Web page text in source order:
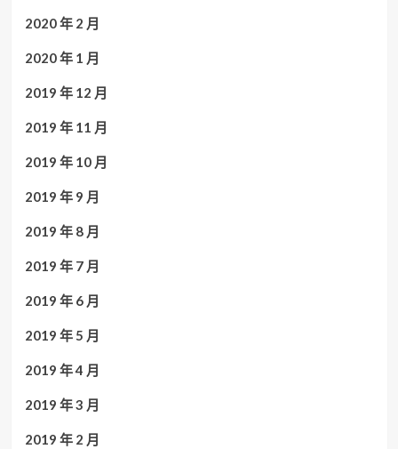
2020 年 2 月
2020 年 1 月
2019 年 12 月
2019 年 11 月
2019 年 10 月
2019 年 9 月
2019 年 8 月
2019 年 7 月
2019 年 6 月
2019 年 5 月
2019 年 4 月
2019 年 3 月
2019 年 2 月